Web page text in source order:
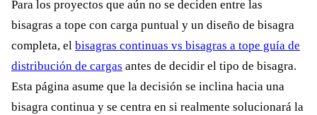
Para los proyectos que aún no se deciden entre las
bisagras a tope con carga puntual y un diseño de bisagra
completa, el bisagras continuas vs bisagras a tope guía de
distribución de cargas antes de decidir el tipo de bisagra.
Esta página asume que la decisión se inclina hacia una
bisagra continua y se centra en si realmente solucionará la